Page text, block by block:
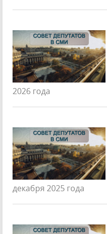
2026 года
декабря 2025 года